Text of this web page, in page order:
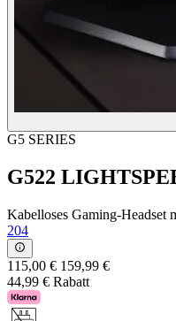
G5 SERIES
G522
Kabelloses Gaming-
204
115,00 € 159,99 €
44,99 € Rabatt